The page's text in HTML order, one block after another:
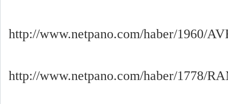
http://www.netpano.com/haber/1960/
http://www.netpano.com/haber/1778/